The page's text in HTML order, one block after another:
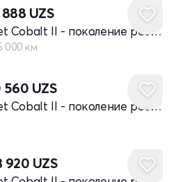
888 UZS
Chevrolet Cobalt II - поколение рестайлинг
000 км
560 UZS
Chevrolet Cobalt II - поколение рестайлинг
920 UZS